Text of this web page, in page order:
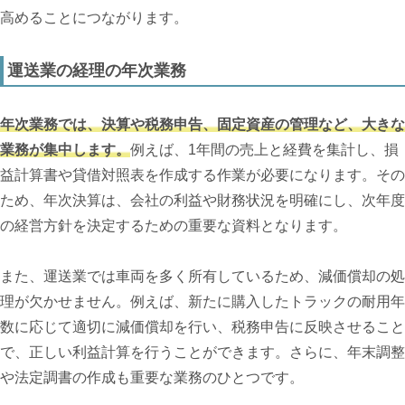
高めることにつながります。
運送業の経理の年次業務
年次業務では、決算や税務申告、固定資産の管理など、大きな
業務が集中します。例えば、1年間の売上と経費を集計し、損
益計算書や貸借対照表を作成する作業が必要になります。その
ため、年次決算は、会社の利益や財務状況を明確にし、次年度
の経営方針を決定するための重要な資料となります。
また、運送業では車両を多く所有しているため、減価償却の処
理が欠かせません。例えば、新たに購入したトラックの耐用年
数に応じて適切に減価償却を行い、税務申告に反映させること
で、正しい利益計算を行うことができます。さらに、年末調整
や法定調書の作成も重要な業務のひとつです。